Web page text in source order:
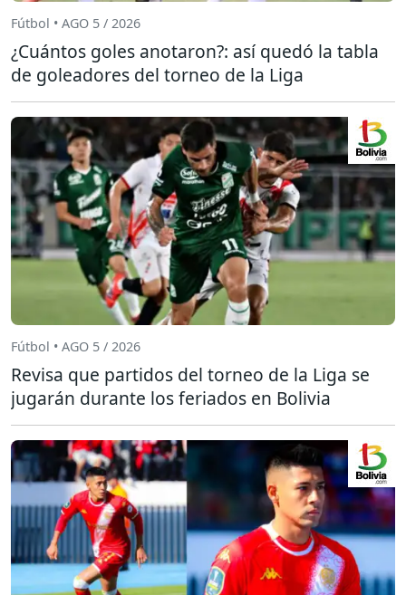
Fútbol • AGO 5 / 2026
¿Cuántos goles anotaron?: así quedó la tabla
de goleadores del torneo de la Liga
Fútbol • AGO 5 / 2026
Revisa que partidos del torneo de la Liga se
jugarán durante los feriados en Bolivia